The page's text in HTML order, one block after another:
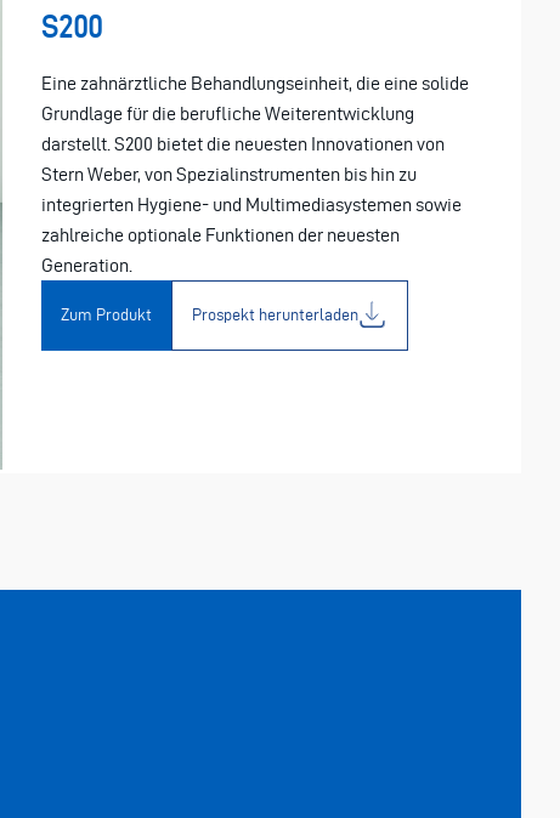
S200
Eine zahnärztliche Behandlungseinheit, die eine solide
Grundlage für die berufliche Weiterentwicklung
darstellt. S200 bietet die neuesten Innovationen von
Stern Weber, von Spezialinstrumenten bis hin zu
integrierten Hygiene- und Multimediasystemen sowie
zahlreiche optionale Funktionen der neuesten
Generation.
Zum Produkt Prospekt herunterladen